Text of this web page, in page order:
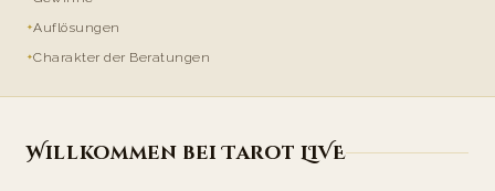
Auflösungen
Charakter der Beratungen
Willkommen bei Tarot LIVE